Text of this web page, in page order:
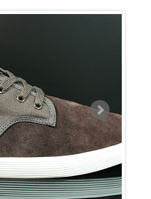
Warenkorb ist leer!